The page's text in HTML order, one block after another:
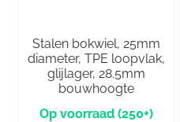
Stalen bokwiel, 25mm
diameter, TPE loopvlak,
glijlager, 28.5mm
bouwhoogte
(250+)